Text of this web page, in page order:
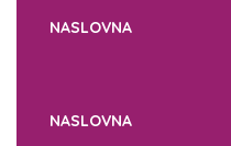
NASLOVNA
NASLOVNA